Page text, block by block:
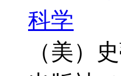
科学
（美）